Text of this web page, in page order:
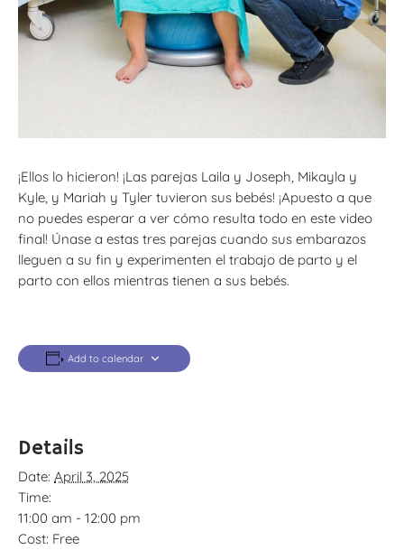
¡Ellos lo hicieron! ¡Las parejas Laila y Joseph, Mikayla y
Kyle, y Mariah y Tyler tuvieron sus bebés! ¡Apuesto a que
no puedes esperar a ver cómo resulta todo en este video
final! Únase a estas tres parejas cuando sus embarazos
lleguen a su fin y experimenten el trabajo de parto y el
parto con ellos mientras tienen a sus bebés.
Add to calendar
Details
Date: April 3, 2025
Time:
11:00 am - 12:00 pm
Cost: Free